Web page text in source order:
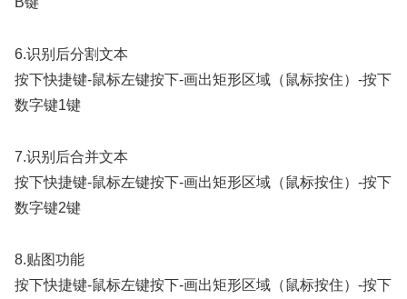
6.识别后分割文本
按下快捷键-鼠标左键按下-画出矩形区域（鼠标按住）-按下
数字键1键
7.识别后合并文本
按下快捷键-鼠标左键按下-画出矩形区域（鼠标按住）-按下
数字键2键
8.贴图功能
按下快捷键-鼠标左键按下-画出矩形区域（鼠标按住）-按下